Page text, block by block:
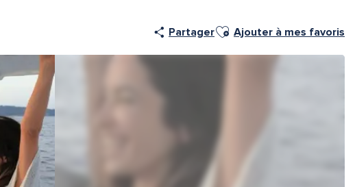
PartagerAjouter aux favoris
Ajouter à mes favoris